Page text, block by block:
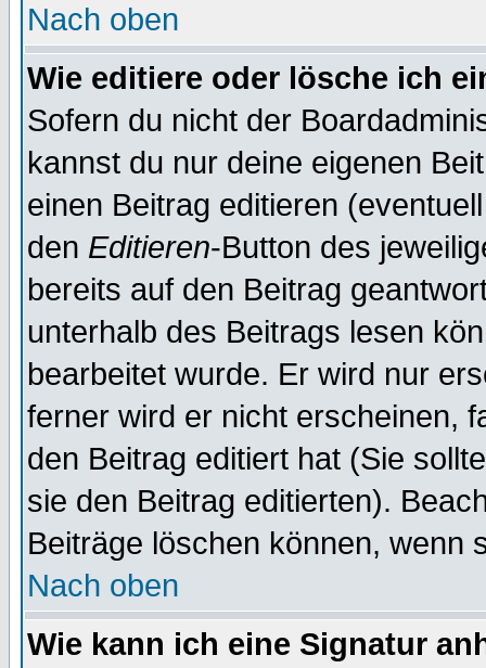
Nach oben
Wie editiere oder lösche ich
Sofern du nicht der
kannst du nur deine eigenen
einen Beitrag editieren
den Editieren-Button des
bereits auf den Beitrag
unterhalb des Beitrags lesen
bearbeitet wurde. Er wird nur
ferner wird er nicht erscheinen,
den Beitrag editiert hat (Sie
sie den Beitrag editierten).
Beiträge löschen können, wenn
Nach oben
Wie kann ich eine Signatur